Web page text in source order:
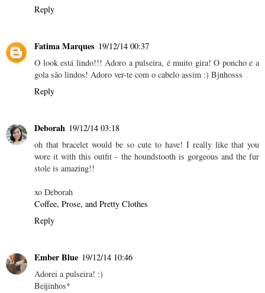
Reply
Fatima Marques 19/12/14 00:37
O look está lindo!!! Adoro a pulseira, é muito gira! O poncho e a
gola são lindos! Adoro ver-te com o cabelo assim :) Bjnhosss
Reply
Deborah 19/12/14 03:18
oh that bracelet would be so cute to have! I really like that you
wore it with this outfit - the houndstooth is gorgeous and the fur
stole is amazing!!
xo Deborah
Coffee, Prose, and Pretty Clothes
Reply
Ember Blue 19/12/14 10:46
Adorei a pulseira! :)
Beijinhos*